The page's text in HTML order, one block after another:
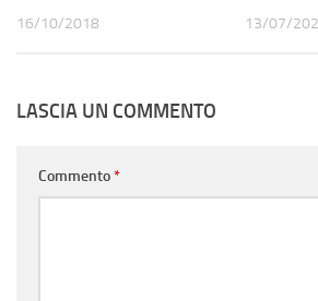
16/10/2018 13/07/
LASCIA UN COMMENTO
Commento*